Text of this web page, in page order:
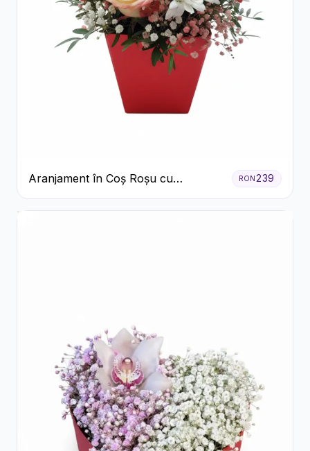
Aranjament în Coș Roșu cu
Trandafiri și Crizanteme Albe
RON239